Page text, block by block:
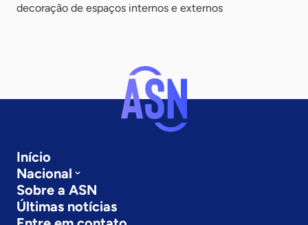
decoração de espaços internos e externos
Início
Nacional
Sobre a ASN
Últimas notícias